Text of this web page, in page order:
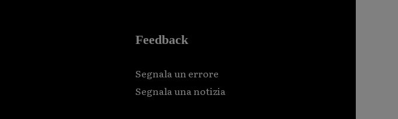
Feedback
Segnala un errore
Segnala una notizia